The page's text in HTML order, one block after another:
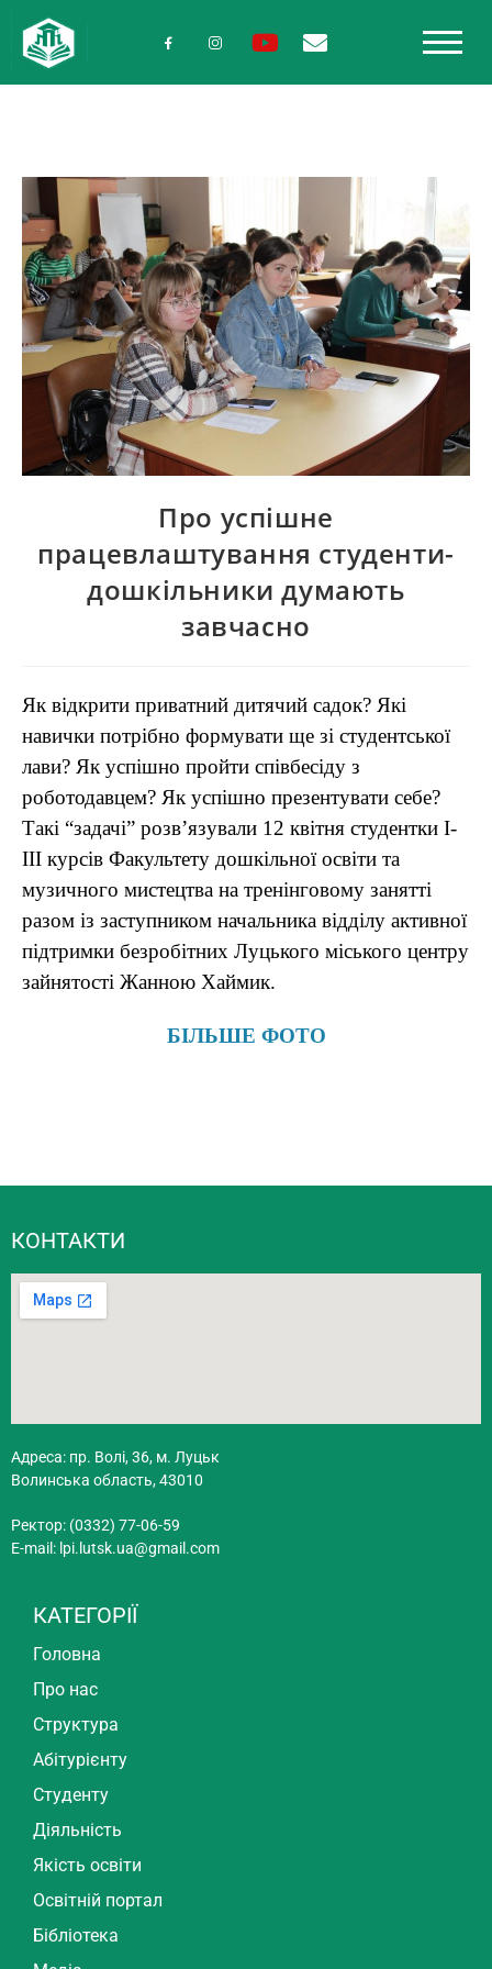
Про успішне
працевлаштування студенти-
дошкільники думають
завчасно
Як відкрити приватний дитячий садок? Які
навички потрібно формувати ще зі студентської
лави? Як успішно пройти співбесіду з
роботодавцем? Як успішно презентувати себе?
Такі “задачі” розв’язували 12 квітня студентки І-
ІІІ курсів Факультету дошкільної освіти та
музичного мистецтва на тренінговому занятті
разом із заступником начальника відділу активної
підтримки безробітних Луцького міського центру
зайнятості Жанною Хаймик.
БІЛЬШЕ ФОТО
КОНТАКТИ
Адреса: пр. Волі, 36, м. Луцьк
Волинська область, 43010
Ректор: (0332) 77-06-59
E-mail: lpi.lutsk.ua@gmail.com
КАТЕГОРІЇ
Головна
Про нас
Структура
Абітурієнту
Студенту
Діяльність
Якість освіти
Освітній портал
Бібліотека